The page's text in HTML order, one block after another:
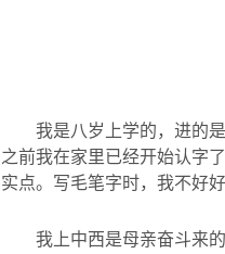
我是八岁上学的，进的
之前我在家里已经开始认字
实点。写毛笔字时，我不好
我上中西是母亲奋斗来